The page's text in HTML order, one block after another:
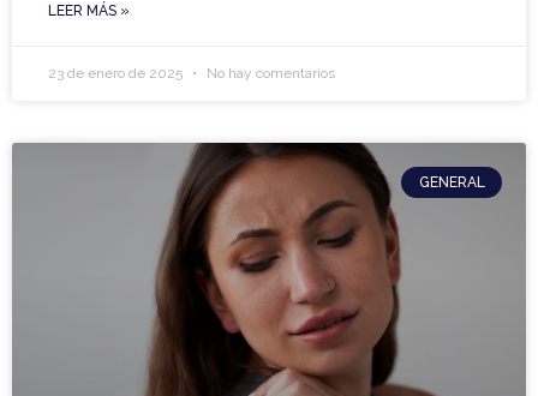
LEER MÁS »
23 de enero de 2025 No hay comentarios
GENERAL